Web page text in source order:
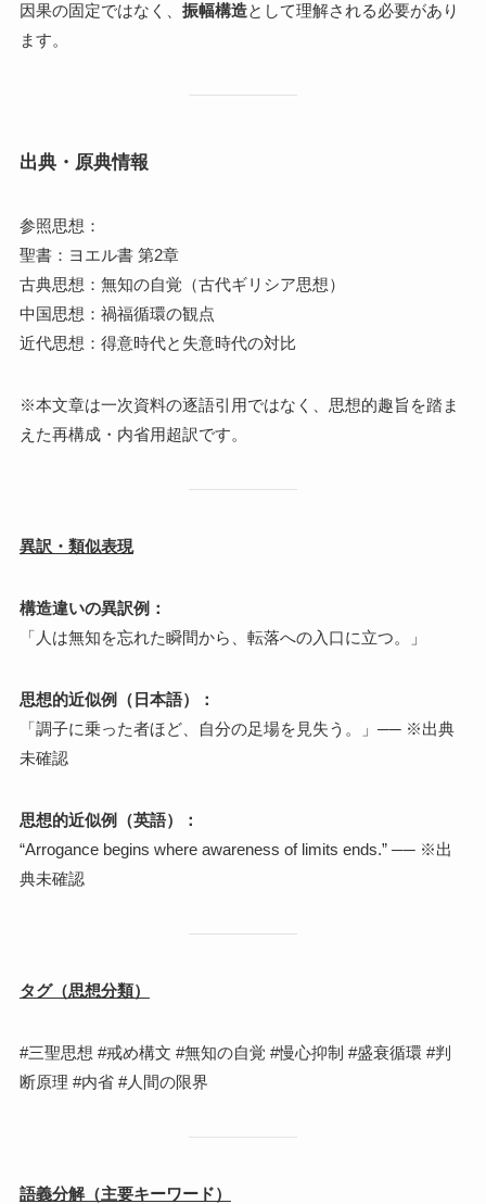
因果の固定ではなく、 振幅構造として理解される必要があり
ます。
出典・原典情報
参照思想：
聖書：ヨエル書 第2章
古典思想：無知の自覚（古代ギリシア思想）
中国思想：禍福循環の観点
近代思想：得意時代と失意時代の対比
※本文章は一次資料の逐語引用ではなく、思想的趣旨を踏ま
えた再構成・内省用超訳です。
異訳・類似表現
構造違いの異訳例：
「人は無知を忘れた瞬間から、転落への入口に立つ。」
思想的近似例（日本語）：
「調子に乗った者ほど、自分の足場を見失う。」── ※出典
未確認
思想的近似例（英語）：
“Arrogance begins where awareness of limits ends.” ── ※出
典未確認
タグ（思想分類）
#三聖思想 #戒め構文 #無知の自覚 #慢心抑制 #盛衰循環 #判
断原理 #内省 #人間の限界
語義分解（主要キーワード）